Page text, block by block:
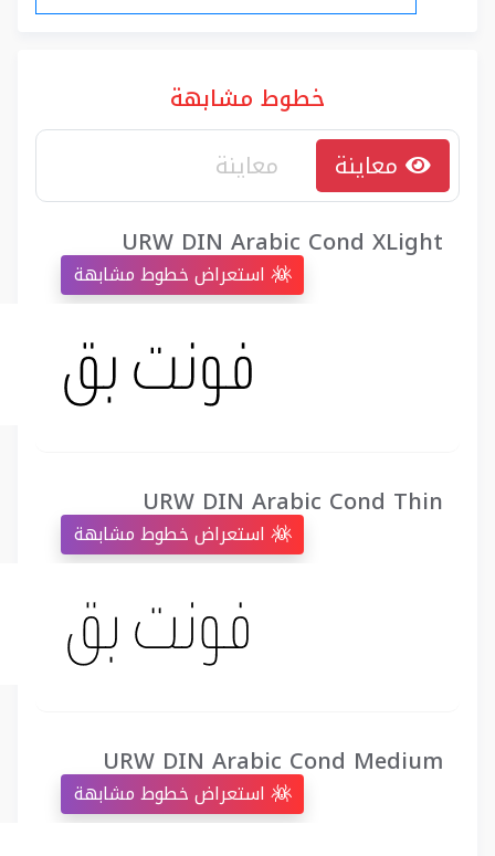
خطوط مشابهة
URW DIN Arabic Cond XLight
URW DIN Arabic Cond Thin
URW DIN Arabic Cond Medium